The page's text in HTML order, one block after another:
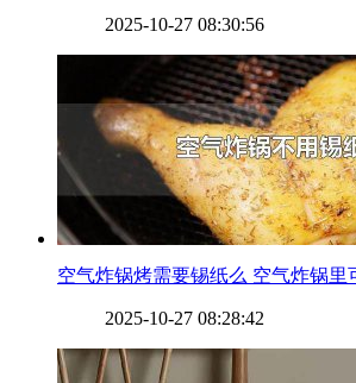
2025-10-27 08:30:56
空气炸锅烤需要锡纸么 空气炸锅里
2025-10-27 08:28:42